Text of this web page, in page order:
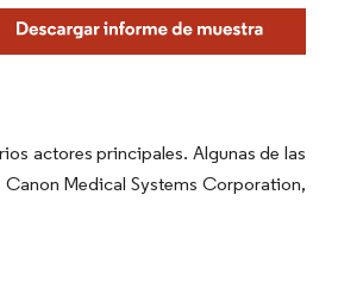
actores principales. Algunas de las
Medical Systems Corporation,